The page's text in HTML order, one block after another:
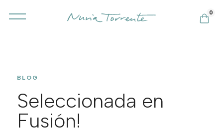
0
BLOG
Seleccionada en
Fusión!